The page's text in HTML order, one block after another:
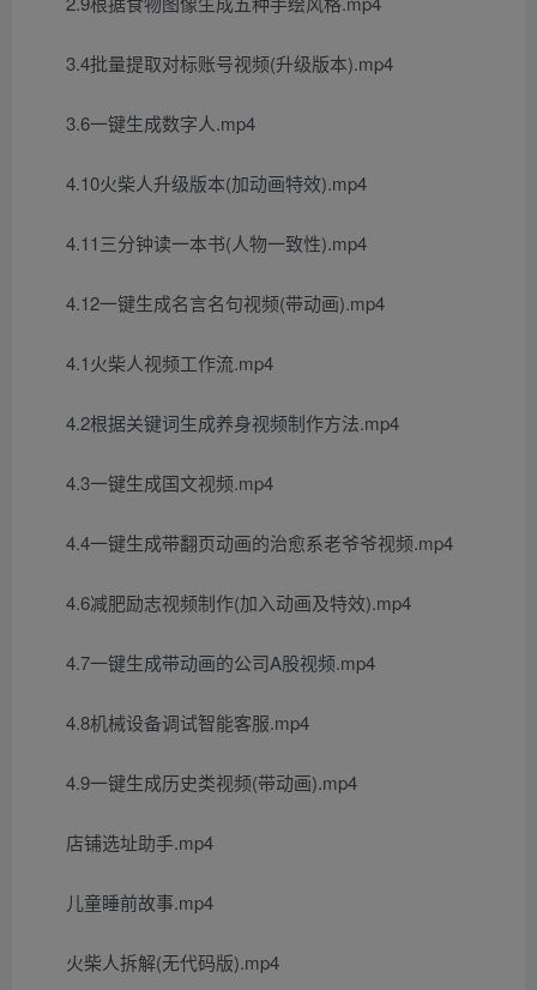
3.4批量提取对标账号视频(升级版本).mp4
3.6一键生成数字人.mp4
4.10火柴人升级版本(加动画特效).mp4
4.11三分钟读一本书(人物一致性).mp4
4.12一键生成名言名句视频(带动画).mp4
4.1火柴人视频工作流.mp4
4.2根据关键词生成养身视频制作方法.mp4
4.3一键生成国文视频.mp4
4.4一键生成带翻页动画的治愈系老爷爷视频.mp4
4.6减肥励志视频制作(加入动画及特效).mp4
4.7一键生成带动画的公司A股视频.mp4
4.8机械设备调试智能客服.mp4
4.9一键生成历史类视频(带动画).mp4
店铺选址助手.mp4
儿童睡前故事.mp4
火柴人拆解(无代码版).mp4